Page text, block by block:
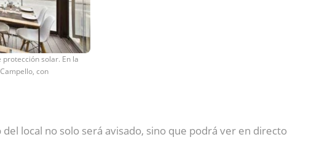
solar. En la
con
local no solo será avisado, sino que podrá ver en directo